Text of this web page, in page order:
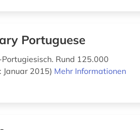
Portuguese
Rund 125.000
Januar 2015) Mehr Informationen